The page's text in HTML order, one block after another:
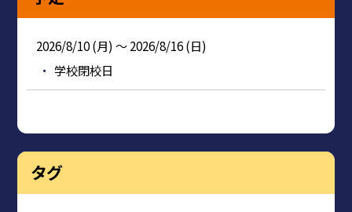
2026/8/10 (月) ～ 2026/8/16 (日)
学校閉校日
タグ